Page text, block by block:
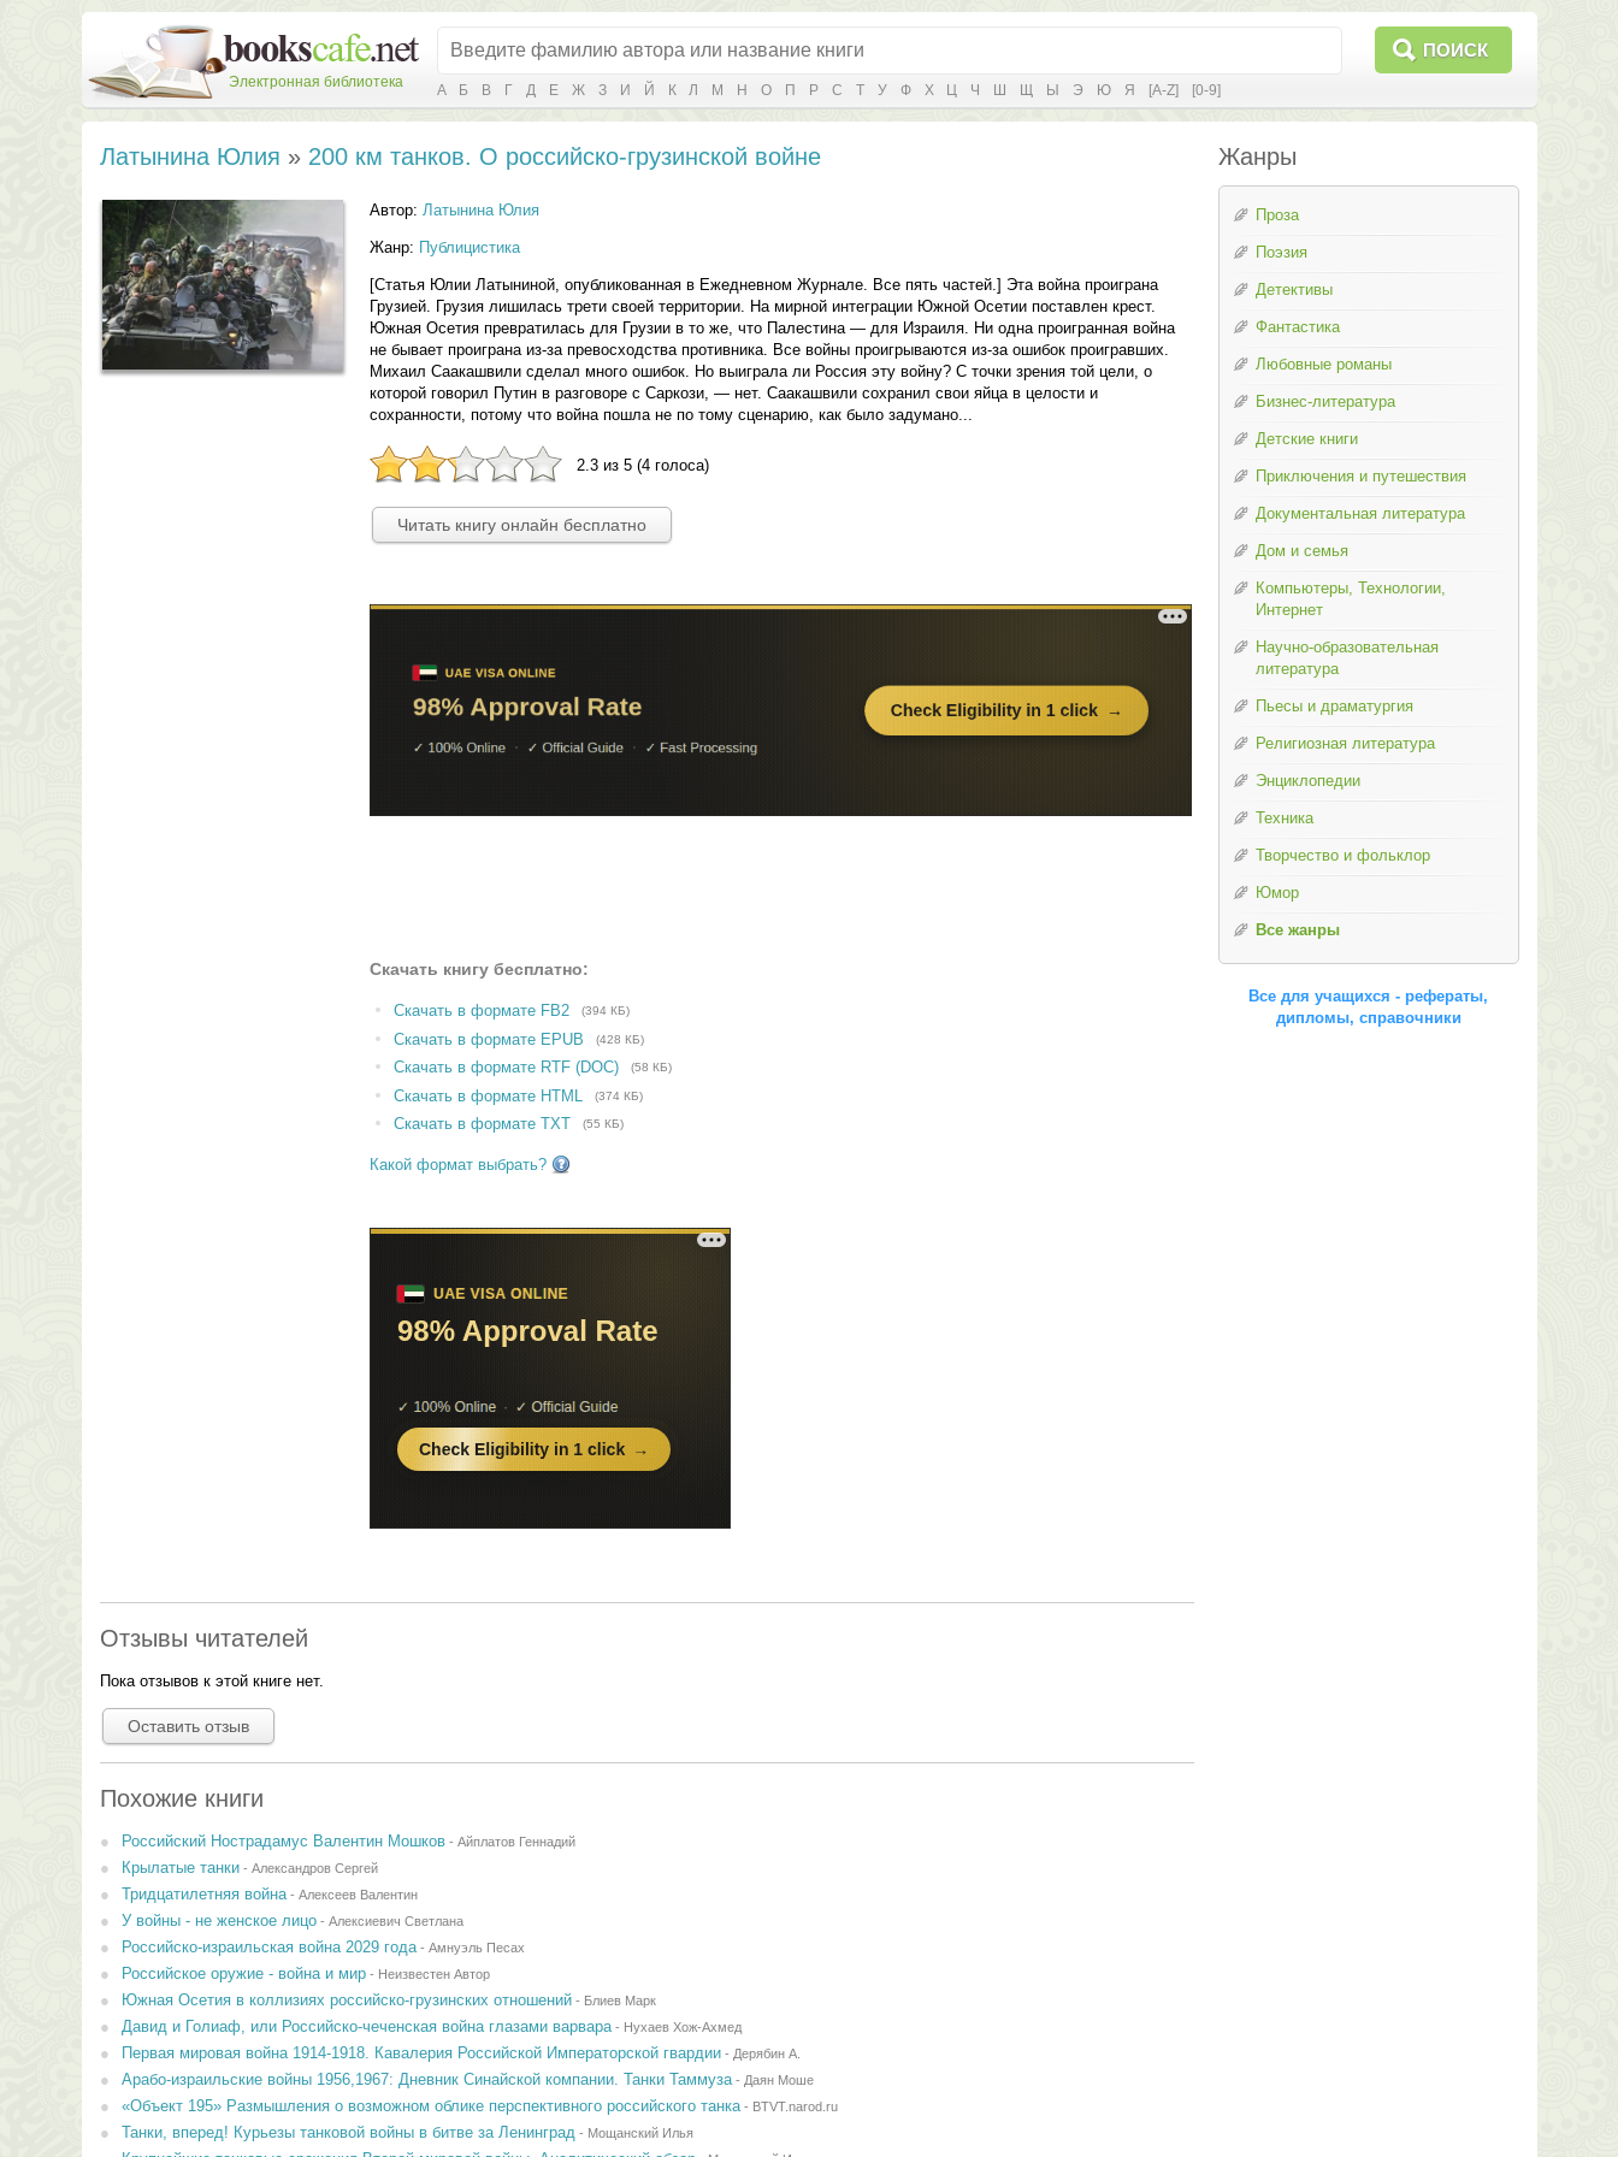
Электронная библиотека
ПОИСК
А Б В Г Д Е Ж З И Й К Л М Н О П Р С Т У Ф Х Ц Ч Ш Щ Ы Э Ю Я [A-Z] [0-9]
Латынина Юлия » 200 км танков. О российско-грузинской войне
Автор: Латынина Юлия
Жанр: Публицистика
[Статья Юлии Латыниной, опубликованная в Ежедневном Журнале. Все пять частей.] Эта война проиграна
Грузией. Грузия лишилась трети своей территории. На мирной интеграции Южной Осетии поставлен крест.
Южная Осетия превратилась для Грузии в то же, что Палестина — для Израиля. Ни одна проигранная война
не бывает проиграна из-за превосходства противника. Все войны проигрываются из-за ошибок проигравших.
Михаил Саакашвили сделал много ошибок. Но выиграла ли Россия эту войну? С точки зрения той цели, о
которой говорил Путин в разговоре с Саркози, — нет. Саакашвили сохранил свои яйца в целости и
сохранности, потому что война пошла не по тому сценарию, как было задумано...
2.3 из 5 (4 голоса)
Читать книгу онлайн бесплатно
Скачать книгу бесплатно:
Скачать в формате FB2 (394 КБ)
Скачать в формате EPUB (428 КБ)
Скачать в формате RTF (DOC) (58 КБ)
Скачать в формате HTML (374 КБ)
Скачать в формате TXT (55 КБ)
Какой формат выбрать?
Отзывы читателей
Пока отзывов к этой книге нет.
Оставить отзыв
Похожие книги
Российский Нострадамус Валентин Мошков- Айплатов Геннадий
Крылатые танки- Александров Сергей
Тридцатилетняя война- Алексеев Валентин
У войны - не женское лицо- Алексиевич Светлана
Российско-израильская война 2029 года- Амнуэль Песах
Российское оружие - война и мир- Неизвестен Автор
Южная Осетия в коллизиях российско-грузинских отношений- Блиев Марк
Давид и Голиаф, или Российско-чеченская война глазами варвара- Нухаев Хож-Ахмед
Первая мировая война 1914-1918. Кавалерия Российской Императорской гвардии- Дерябин А.
Арабо-израильские войны 1956,1967: Дневник Синайской компании. Танки Таммуза- Даян Моше
«Объект 195» Размышления о возможном облике перспективного российского танка- BTVT.narod.ru
Танки, вперед! Курьезы танковой войны в битве за Ленинград - Мощанский Илья
Жанры
Проза
Поэзия
Детективы
Фантастика
Любовные романы
Бизнес-литература
Детские книги
Приключения и путешествия
Документальная литература
Дом и семья
Компьютеры, Технологии,
Интернет
Научно-образовательная
литература
Пьесы и драматургия
Религиозная литература
Энциклопедии
Техника
Творчество и фольклор
Юмор
Все жанры
Все для учащихся - рефераты,
дипломы, справочники